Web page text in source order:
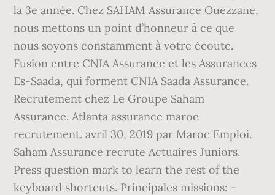
la 3e année. Chez SAHAM Assurance Ouezzane,
nous mettons un point d’honneur à ce que
nous soyons constamment à votre écoute.
Fusion entre CNIA Assurance et les Assurances
Es-Saada, qui forment CNIA Saada Assurance.
Recrutement chez Le Groupe Saham
Assurance. Atlanta assurance maroc
recrutement. avril 30, 2019 par Maroc Emploi.
Saham Assurance recrute Actuaires Juniors.
Press question mark to learn the rest of the
keyboard shortcuts. Principales missions: -